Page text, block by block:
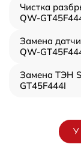
Чистка
QW-
Замена
QW-
Замена ТЭН
GT45F444I
У